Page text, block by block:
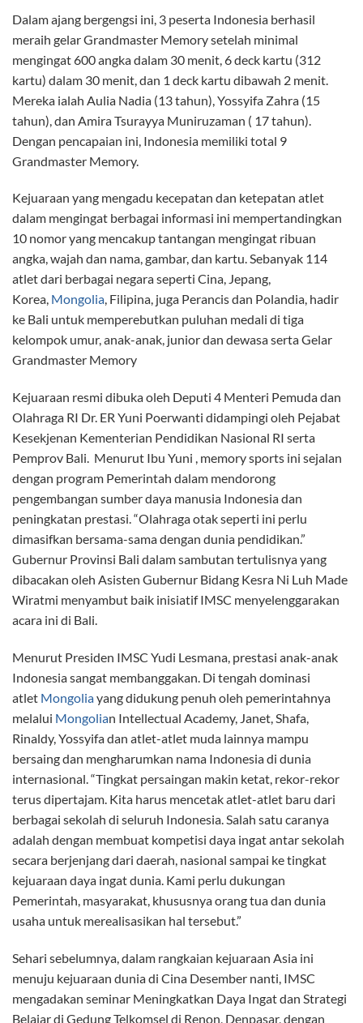
Dalam ajang bergengsi ini, 3 peserta Indonesia berhasil
meraih gelar Grandmaster Memory setelah minimal
mengingat 600 angka dalam 30 menit, 6 deck kartu (312
kartu) dalam 30 menit, dan 1 deck kartu dibawah 2 menit.
Mereka ialah Aulia Nadia (13 tahun), Yossyifa Zahra (15
tahun), dan Amira Tsurayya Muniruzaman ( 17 tahun).
Dengan pencapaian ini, Indonesia memiliki total 9
Grandmaster Memory.
Kejuaraan yang mengadu kecepatan dan ketepatan atlet
dalam mengingat berbagai informasi ini mempertandingkan
10 nomor yang mencakup tantangan mengingat ribuan
angka, wajah dan nama, gambar, dan kartu. Sebanyak 114
atlet dari berbagai negara seperti Cina, Jepang,
Korea, Mongolia, Filipina, juga Perancis dan Polandia, hadir
ke Bali untuk memperebutkan puluhan medali di tiga
kelompok umur, anak-anak, junior dan dewasa serta Gelar
Grandmaster Memory
Kejuaraan resmi dibuka oleh Deputi 4 Menteri Pemuda dan
Olahraga RI Dr. ER Yuni Poerwanti didampingi oleh Pejabat
Kesekjenan Kementerian Pendidikan Nasional RI serta
Pemprov Bali. Menurut Ibu Yuni , memory sports ini sejalan
dengan program Pemerintah dalam mendorong
pengembangan sumber daya manusia Indonesia dan
peningkatan prestasi. “Olahraga otak seperti ini perlu
dimasifkan bersama-sama dengan dunia pendidikan.”
Gubernur Provinsi Bali dalam sambutan tertulisnya yang
dibacakan oleh Asisten Gubernur Bidang Kesra Ni Luh Made
Wiratmi menyambut baik inisiatif IMSC menyelenggarakan
acara ini di Bali.
Menurut Presiden IMSC Yudi Lesmana, prestasi anak-anak
Indonesia sangat membanggakan. Di tengah dominasi
atlet Mongoliayang didukung penuh oleh pemerintahnya
melalui Mongolian Intellectual Academy, Janet, Shafa,
Rinaldy, Yossyifa dan atlet-atlet muda lainnya mampu
bersaing dan mengharumkan nama Indonesia di dunia
internasional. “Tingkat persaingan makin ketat, rekor-rekor
terus dipertajam. Kita harus mencetak atlet-atlet baru dari
berbagai sekolah di seluruh Indonesia. Salah satu caranya
adalah dengan membuat kompetisi daya ingat antar sekolah
secara berjenjang dari daerah, nasional sampai ke tingkat
kejuaraan daya ingat dunia. Kami perlu dukungan
Pemerintah, masyarakat, khususnya orang tua dan dunia
usaha untuk merealisasikan hal tersebut.”
Sehari sebelumnya, dalam rangkaian kejuaraan Asia ini
menuju kejuaraan dunia di Cina Desember nanti, IMSC
mengadakan seminar Meningkatkan Daya Ingat dan Strategi
Belajar di Gedung Telkomsel di Renon, Denpasar, dengan